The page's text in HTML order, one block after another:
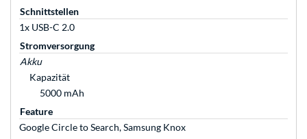
Schnittstellen
1x USB-C 2.0
Stromversorgung
Akku
Kapazität
5000 mAh
Feature
Google Circle to Search, Samsung Knox